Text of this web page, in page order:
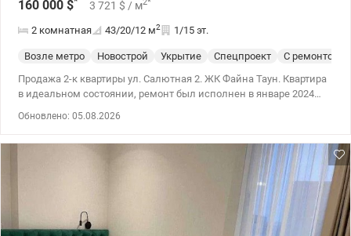
160 000 $ 3 721 $ / м2*
2 комнатная 43/20/12 м2 1/15 эт.
Возле метро Новострой Укрытие Спецпроект
С ремонтом
Продажа 2-к квартиры ул. Салютная 2. ЖК Файна Таун. Квартира
в идеальном состоянии, ремонт был исполнен в январе 2024
Радуга, рынок Нивки, магазины, школы, садики. 044 200 10 80
Обновлено: 05.08.2026